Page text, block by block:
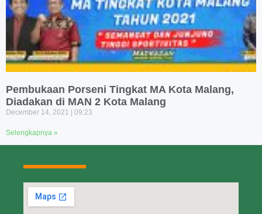
Pembukaan Porseni Tingkat MA Kota Malang,
Diadakan di MAN 2 Kota Malang
December 14, 2021 09:23
Selengkapnya »